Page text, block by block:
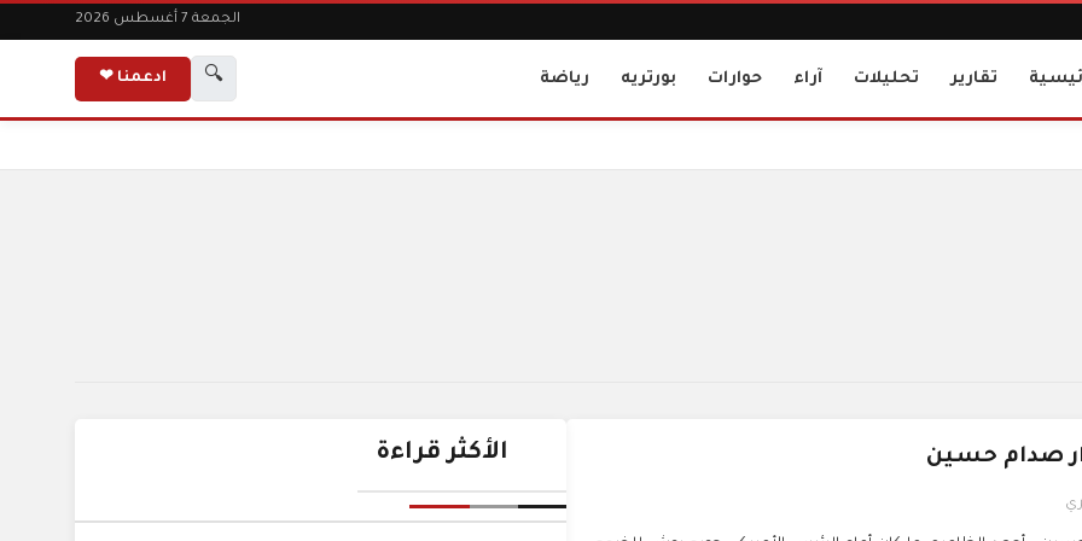
الجمعة 7 أغسطس 2026
تقارير تحليلات آراء حوارات بورتريه رياضة 🔍 ادعمنا ❤
صدام حسين الأكثر قراءة